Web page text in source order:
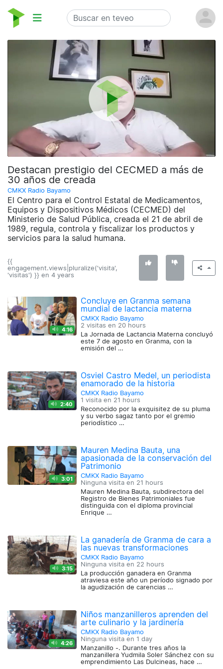
Destacan prestigio del CECMED a más de
30 años de creada
CMKX Radio Bayamo
El Centro para el Control Estatal de Medicamentos,
Equipos y Dispositivos Médicos (CECMED) del
Ministerio de Salud Pública, creada el 21 de abril de
1989, regula, controla y fiscalizar los productos y
servicios para la salud humana.
{{
engagement.views|pluralize('visita',
'visitas') }} en 4 years
4:16
Concluye en Granma semana
mundial de lactancia materna
CMKX Radio Bayamo
2 visitas en 20 hours
La Jornada de Lactancia Materna concluyó
este 7 de agosto en Granma, con la
emisión del …
2:40
Osviel Castro Medel, un periodista
enamorado de la historia
CMKX Radio Bayamo
1 visita en 21 hours
Reconocido por la exquisitez de su pluma
y su verbo sagaz tanto por el gremio
periodístico …
3:01
Mauren Medina Bauta, una
apasionada de la conservación del
Patrimonio
CMKX Radio Bayamo
Ninguna visita en 21 hours
Mauren Medina Bauta, subdirectora del
Registro de Bienes Patrimoniales fue
distinguida con el diploma provincial
Enrique …
3:15
La ganadería de Granma de cara a
las nuevas transformaciones
CMKX Radio Bayamo
Ninguna visita en 22 hours
La producción ganadera en Granma
atraviesa este año un período signado por
la agudización de carencias …
4:26
Niños manzanilleros aprenden del
arte culinario y la jardinería
CMKX Radio Bayamo
Ninguna visita en 1 day
Manzanillo -. Durante tres años la
manzanillera Yudmila Soler Sánchez con su
emprendimiento Las Dulcineas, hace …